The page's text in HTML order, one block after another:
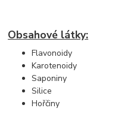
Obsahové látky:
Flavonoidy
Karotenoidy
Saponiny
Silice
Hořčiny